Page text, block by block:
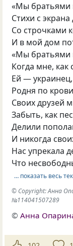
«Мы братьями
Стихи с
Со строчками
И в мой дом
«Мы братьями
Когда мне, как
Ей —
Родня по
Своих друзей
Забыть, как
Делили
И никогда
Нас упрекала
Что
… показать весь
© Copyright: Анна
№114041507289
©Анна